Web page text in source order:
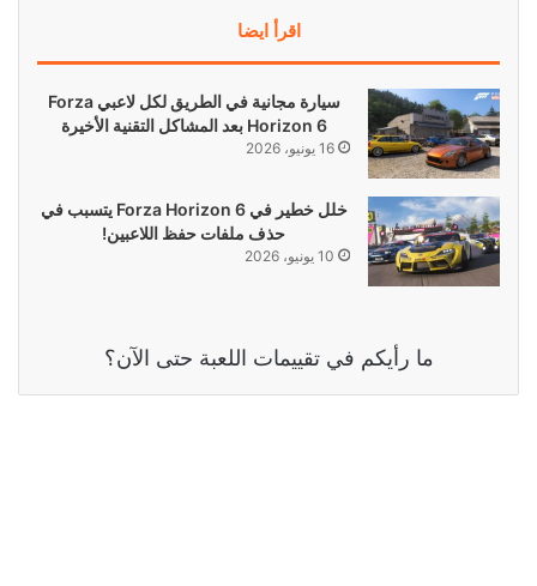
اقرأ ايضا
سيارة مجانية في الطريق لكل لاعبي Forza
Horizon 6 بعد المشاكل التقنية الأخيرة
16 يونيو، 2026
خلل خطير في Forza Horizon 6 يتسبب في
حذف ملفات حفظ اللاعبين!
10 يونيو، 2026
ما رأيكم في تقييمات اللعبة حتى الآن؟